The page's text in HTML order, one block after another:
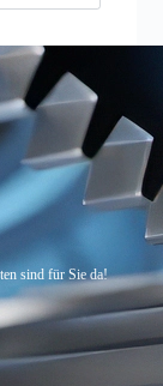
sind für Sie da!